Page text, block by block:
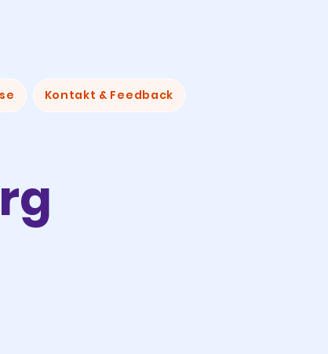
Kontakt & Feedback